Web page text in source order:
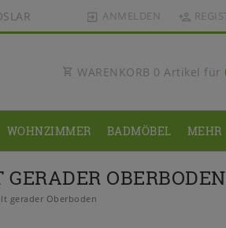
ANMELDEN
WARENKORB 0 Artikel für
WOHNZIMMER BADMÖBEL MEHR
OBERBODEN
gerader Oberboden